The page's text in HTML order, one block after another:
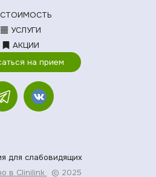
УСЛУГИ
АКЦИИ
на прием
для слабовидящих
в Clinilink
© 2025